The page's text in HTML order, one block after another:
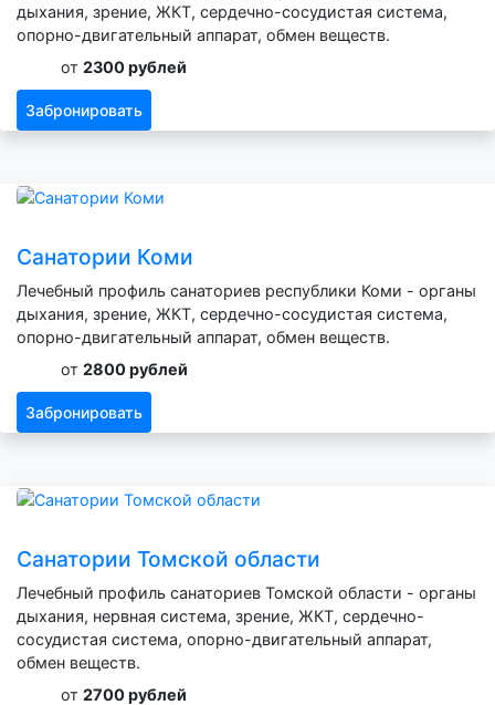
дыхания, зрение, ЖКТ, сердечно-сосудистая система,
опорно-двигательный аппарат, обмен веществ.
от 2300 рублей
Забронировать
Санатории Коми
Лечебный профиль санаториев республики Коми - органы
дыхания, зрение, ЖКТ, сердечно-сосудистая система,
опорно-двигательный аппарат, обмен веществ.
от 2800 рублей
Забронировать
Санатории Томской области
Лечебный профиль санаториев Томской области - органы
дыхания, нервная система, зрение, ЖКТ, сердечно-
сосудистая система, опорно-двигательный аппарат,
обмен веществ.
от 2700 рублей